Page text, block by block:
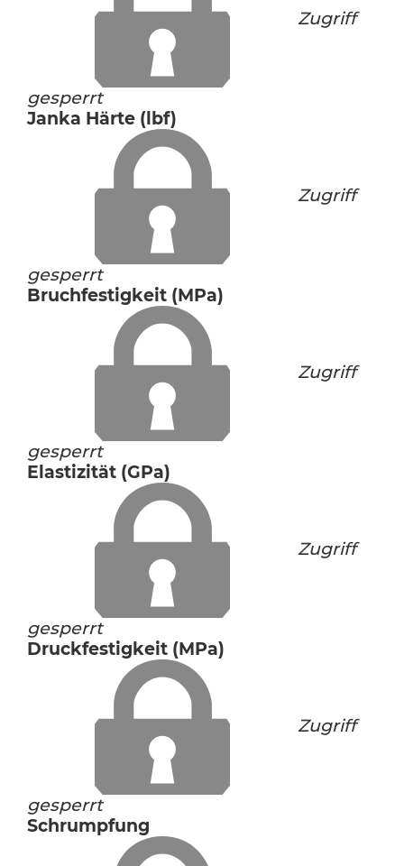
Zugriff
gesperrt
Janka Härte (lbf)
Zugriff
gesperrt
Bruchfestigkeit (MPa)
Zugriff
gesperrt
Elastizität (GPa)
Zugriff
gesperrt
Druckfestigkeit (MPa)
Zugriff
gesperrt
Schrumpfung